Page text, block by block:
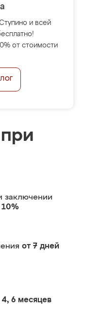
и всей
от стоимости
заключении
10%
от 7 дней
4, 6 месяцев